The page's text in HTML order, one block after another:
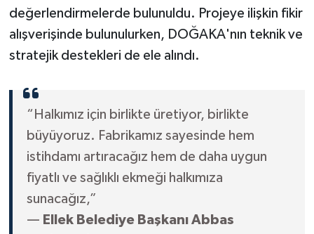
değerlendirmelerde bulunuldu. Projeye ilişkin fikir
alışverişinde bulunulurken, DOĞAKA'nın teknik ve
stratejik destekleri de ele alındı.
“Halkımız için birlikte üretiyor, birlikte
büyüyoruz. Fabrikamız sayesinde hem
istihdamı artıracağız hem de daha uygun
fiyatlı ve sağlıklı ekmeği halkımıza
sunacağız,”
— Ellek Belediye Başkanı Abbas